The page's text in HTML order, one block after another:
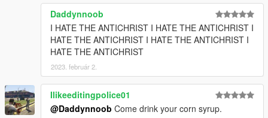
Daddynnoob
I HATE THE ANTICHRIST I HATE THE ANTICHRIST I
HATE THE ANTICHRIST I HATE THE ANTICHRIST I
HATE THE ANTICHRIST
2023. február 2.
Ilikeeditingpolice01
@Daddynnoob Come drink your corn syrup.